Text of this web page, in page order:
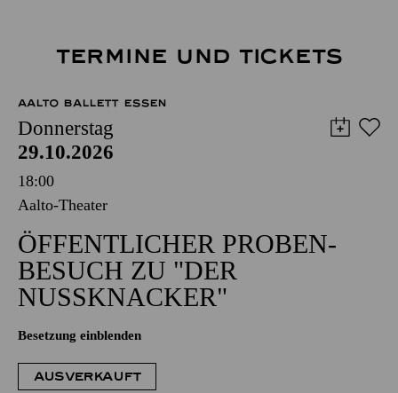
TERMINE UND TICKETS
AALTO BALLETT ESSEN
Donnerstag
29.10.2026
18:00
Aalto-Theater
ÖFFENT­LICHER PROBEN­
BESUCH ZU "DER
NUSSKNACKER"
Besetzung einblenden
AUSVERKAUFT